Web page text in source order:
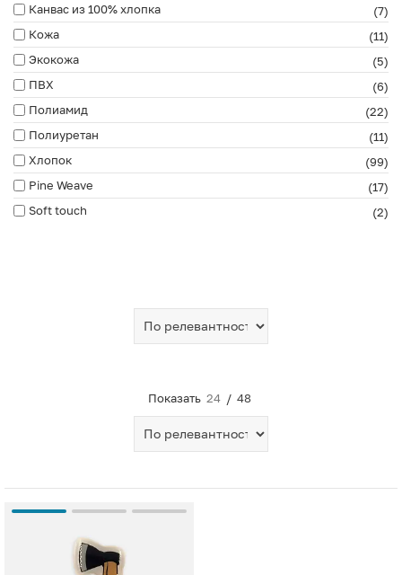
Канвас из 100% хлопка
(7)
Кожа
(11)
Экокожа
(5)
ПВХ
(6)
Полиамид
(22)
Полиуретан
(11)
Хлопок
(99)
Pine Weave
(17)
Soft touch
(2)
Показать 24 / 48